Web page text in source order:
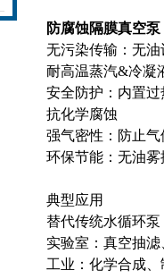
防腐蚀隔膜真空泵
无污染传输：无
耐高温蒸汽&冷凝
安全防护：内置
抗化学腐蚀
强气密性：防止
环保节能：无油
典型应用
替代传统水循环
实验室：真空抽
工业：化学合成